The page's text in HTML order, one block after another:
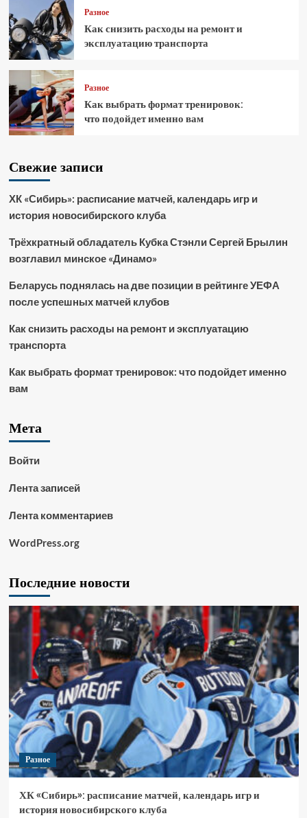
Разное
Как снизить расходы на ремонт и
эксплуатацию транспорта
Разное
Как выбрать формат тренировок:
что подойдет именно вам
Свежие записи
ХК «Сибирь»: расписание матчей, календарь игр и
история новосибирского клуба
Трёхкратный обладатель Кубка Стэнли Сергей Брылин
возглавил минское «Динамо»
Беларусь поднялась на две позиции в рейтинге УЕФА
после успешных матчей клубов
Как снизить расходы на ремонт и эксплуатацию
транспорта
Как выбрать формат тренировок: что подойдет именно
вам
Мета
Войти
Лента записей
Лента комментариев
WordPress.org
Последние новости
Разное
ХК «Сибирь»: расписание матчей, календарь игр и
история новосибирского клуба